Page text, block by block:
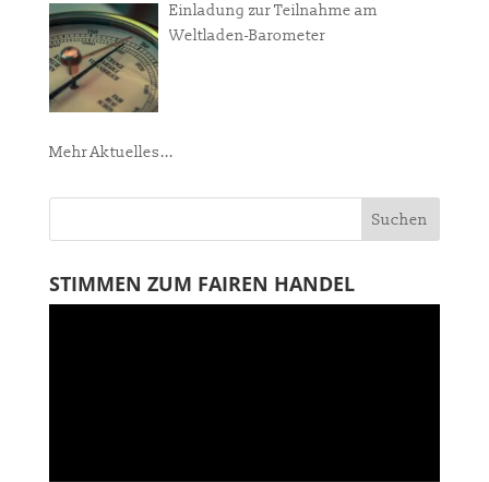
Einladung zur Teilnahme am
Weltladen-Barometer
Mehr Aktuelles...
STIMMEN ZUM FAIREN HANDEL